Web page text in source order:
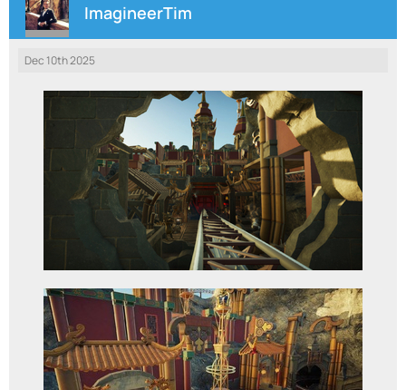
ImagineerTim
Dec 10th 2025